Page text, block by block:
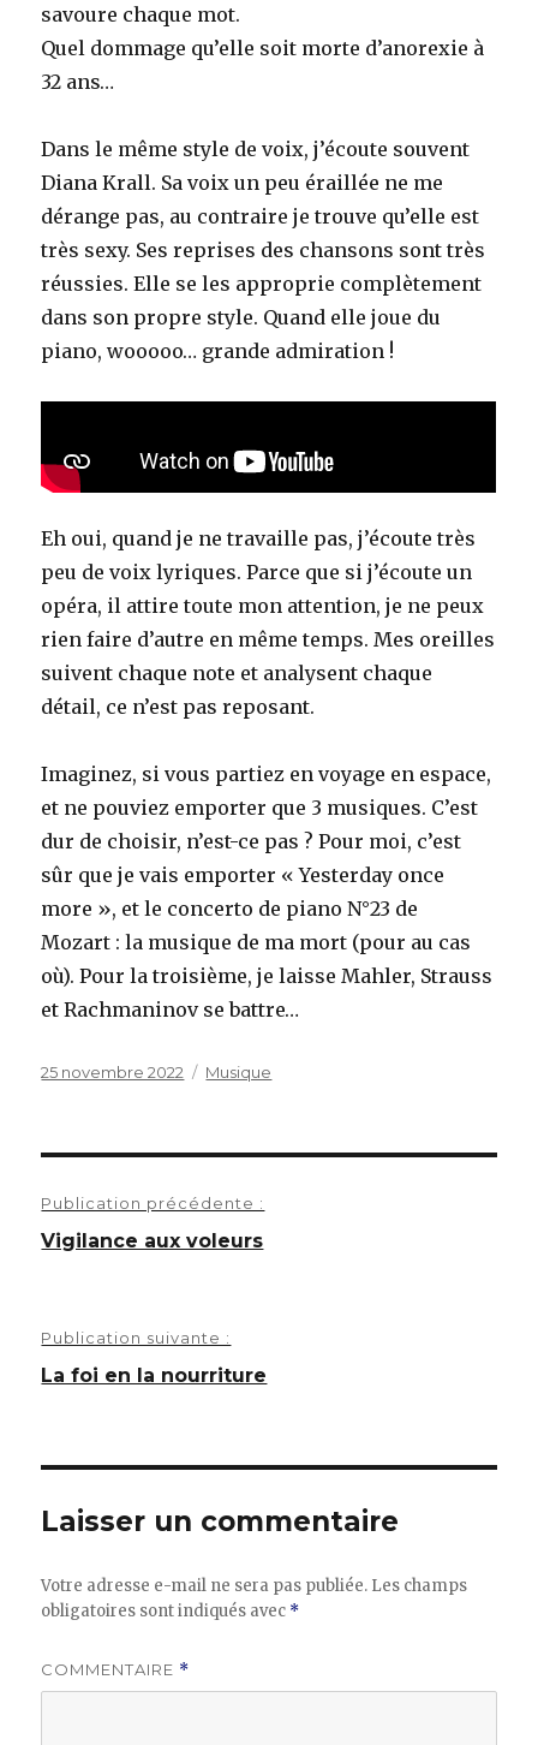
savoure chaque mot.
Quel dommage qu’elle soit morte d’anorexie à
32 ans…
Dans le même style de voix, j’écoute souvent
Diana Krall. Sa voix un peu éraillée ne me
dérange pas, au contraire je trouve qu’elle est
très sexy. Ses reprises des chansons sont très
réussies. Elle se les approprie complètement
dans son propre style. Quand elle joue du
piano, wooooo… grande admiration !
Eh oui, quand je ne travaille pas, j’écoute très
peu de voix lyriques. Parce que si j’écoute un
opéra, il attire toute mon attention, je ne peux
rien faire d’autre en même temps. Mes oreilles
suivent chaque note et analysent chaque
détail, ce n’est pas reposant.
Imaginez, si vous partiez en voyage en espace,
et ne pouviez emporter que 3 musiques. C’est
dur de choisir, n’est-ce pas ? Pour moi, c’est
sûr que je vais emporter « Yesterday once
more », et le concerto de piano N°23 de
Mozart : la musique de ma mort (pour au cas
où). Pour la troisième, je laisse Mahler, Strauss
et Rachmaninov se battre…
Publié
25 novembre 2022 Catégories
Musique
de
Publication précédente :
Vigilance aux voleurs
Publication suivante :
La foi en la nourriture
Laisser un commentaire
Votre adresse e-mail ne sera pas publiée. Les champs
obligatoires sont indiqués avec *
COMMENTAIRE *